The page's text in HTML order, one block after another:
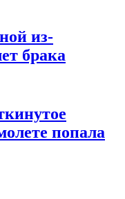
из-
брака
попала